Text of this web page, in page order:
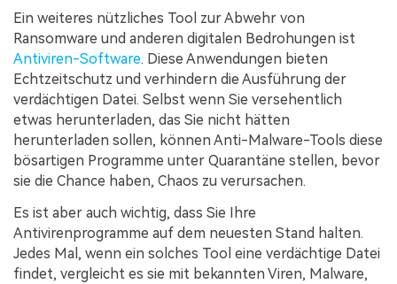
Ein weiteres nützliches Tool zur Abwehr von
Ransomware und anderen digitalen Bedrohungen ist
Antiviren-Software. Diese Anwendungen bieten
Echtzeitschutz und verhindern die Ausführung der
verdächtigen Datei. Selbst wenn Sie versehentlich
etwas herunterladen, das Sie nicht hätten
herunterladen sollen, können Anti-Malware-Tools diese
bösartigen Programme unter Quarantäne stellen, bevor
sie die Chance haben, Chaos zu verursachen.
Es ist aber auch wichtig, dass Sie Ihre
Antivirenprogramme auf dem neuesten Stand halten.
Jedes Mal, wenn ein solches Tool eine verdächtige Datei
findet, vergleicht es sie mit bekannten Viren, Malware,